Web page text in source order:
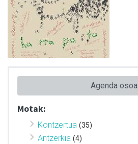
Agenda osoa
Motak:
Kontzertua (35)
Antzerkia (4)